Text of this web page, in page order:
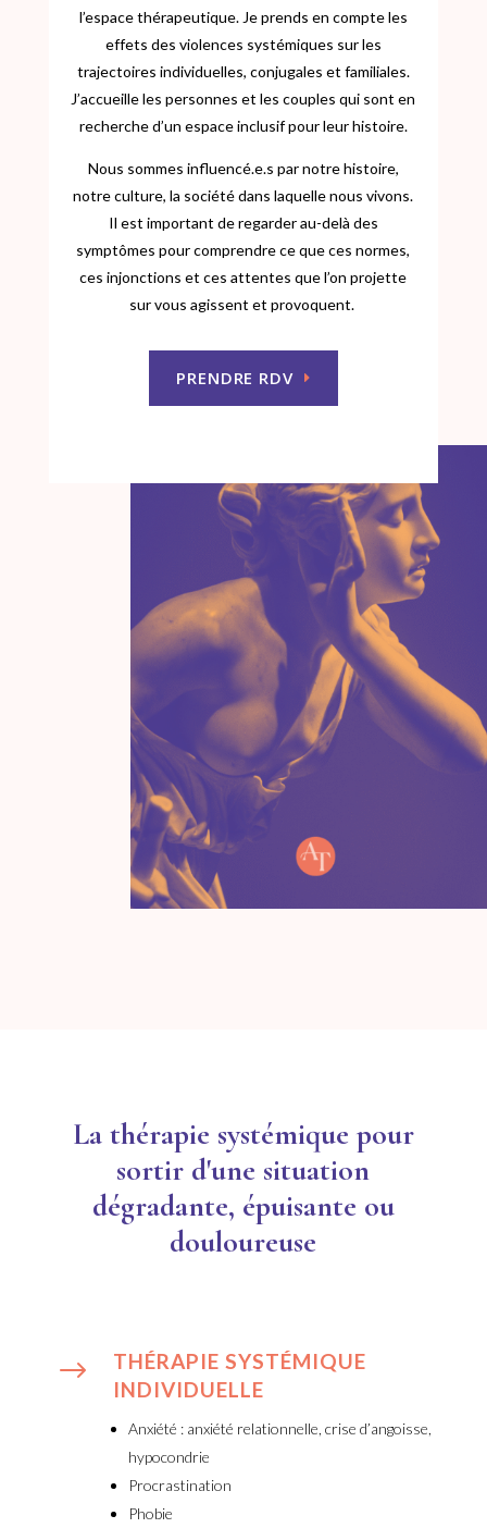
l’espace thérapeutique. Je prends en compte les
effets des violences systémiques sur les
trajectoires individuelles, conjugales et familiales.
J’accueille les personnes et les couples qui sont en
recherche d’un espace inclusif pour leur histoire.
Nous sommes influencé.e.s par notre histoire,
notre culture, la société dans laquelle nous vivons.
Il est important de regarder au-delà des
symptômes pour comprendre ce que ces normes,
ces injonctions et ces attentes que l’on projette
sur vous agissent et provoquent.
PRENDRE RDV
La thérapie systémique pour
sortir d'une situation
dégradante, épuisante ou
douloureuse
$
THÉRAPIE SYSTÉMIQUE
INDIVIDUELLE
Anxiété : anxiété relationnelle, crise d’angoisse,
hypocondrie
Procrastination
Phobie